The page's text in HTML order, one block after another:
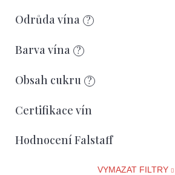
u
k
ů
Odrůda vína ?
Barva vína ?
Obsah cukru ?
Certifikace vín
Hodnocení Falstaff
VYMAZAT FILTRY